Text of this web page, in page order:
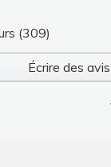
(309)
Écrire des avis